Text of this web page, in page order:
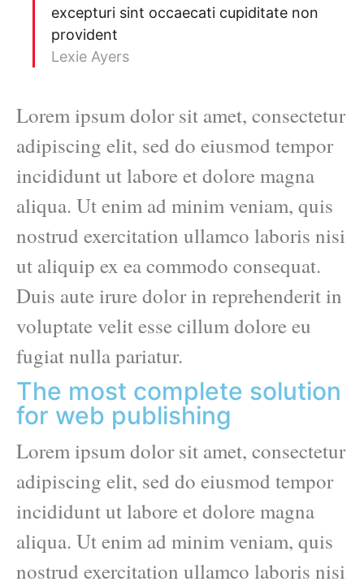
excepturi sint occaecati cupiditate non
provident
Lexie Ayers
Lorem ipsum dolor sit amet, consectetur
adipiscing elit, sed do eiusmod tempor
incididunt ut labore et dolore magna
aliqua. Ut enim ad minim veniam, quis
nostrud exercitation ullamco laboris nisi
ut aliquip ex ea commodo consequat.
Duis aute irure dolor in reprehenderit in
voluptate velit esse cillum dolore eu
fugiat nulla pariatur.
The most complete solution
for web publishing
Lorem ipsum dolor sit amet, consectetur
adipiscing elit, sed do eiusmod tempor
incididunt ut labore et dolore magna
aliqua. Ut enim ad minim veniam, quis
nostrud exercitation ullamco laboris nisi